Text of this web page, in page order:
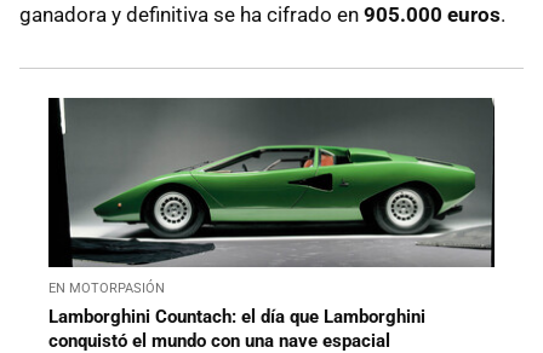
ganadora y definitiva se ha cifrado en 905.000 euros.
EN MOTORPASIÓN
Lamborghini Countach: el día que Lamborghini
conquistó el mundo con una nave espacial